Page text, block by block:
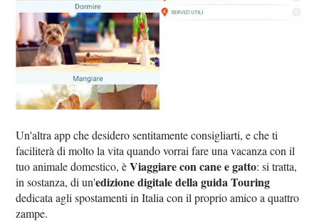
Un'altra app che desidero sentitamente consigliarti, e che ti
faciliterà di molto la vita quando vorrai fare una vacanza con il
tuo animale domestico, èViaggiare con cane e gatto: si tratta,
in sostanza, di un'edizione digitale della guida Touring
dedicata agli spostamenti in Italia con il proprio amico a quattro
zampe.